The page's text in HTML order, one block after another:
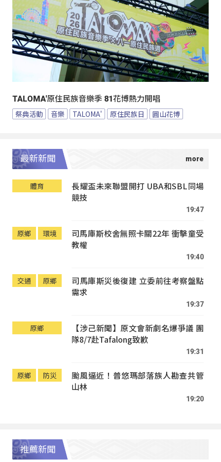
TALOMA'原住民族音樂季 81花博熱力開唱
祭典活動 音樂 TALOMA' 原住民族日 圓山花博
最新新聞
體育
長耀盃未來聯盟開打 UBA和SBL同場
競技
19:47
原鄉 環境
司馬庫斯校舍無照卡關22年 衝擊童受
教權
19:40
交通 原鄉
司馬庫斯災後復建 立委前往考察盤點
需求
19:37
原鄉
【涉己新聞】原文會新劇名爆爭議 團
隊8/7赴Tafalong致歉
19:31
原鄉 防災
颱風逼近！普悠瑪部落族人勘查共管
山林
19:20
推薦新聞